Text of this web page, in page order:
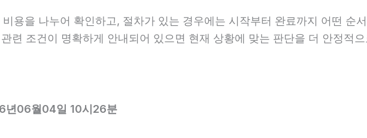
용을 나누어 확인하고, 절차가 있는 경우에는 시작부터 완료까지 어떤 순
련 조건이 명확하게 안내되어 있으면 현재 상황에 맞는 판단을 더 안정적
년06월04일 10시26분